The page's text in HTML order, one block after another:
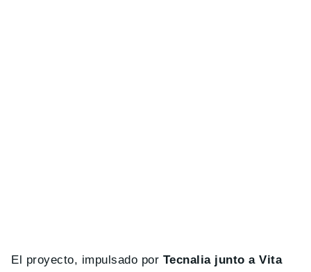
El proyecto, impulsado por Tecnalia junto a Vita